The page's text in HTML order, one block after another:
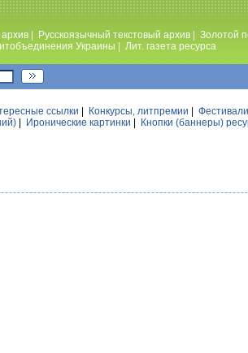
Русскоязычный текстовый архив Золотой
Украины Лит. газета ресурса
ссылки Конкурсы, литпремии
Иронические картинки Кнопки (баннеры)